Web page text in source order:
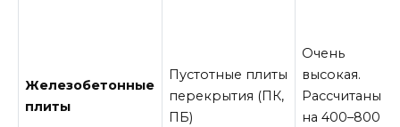
Железобетонные
плиты
Пустотные плиты
перекрытия (ПК,
ПБ)
Очень
высокая.
Рассчитаны
на 400–800